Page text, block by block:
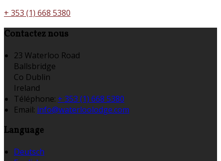
+ 353 (1) 668 5380
Contactez nous
23 Waterloo Road
Ballsbridge
Co Dublin
Ireland
Téléphone: + 353 (1) 668 5380
Email: info@waterloolodge.com
Language
Deutsch